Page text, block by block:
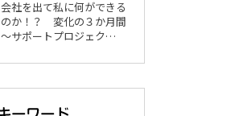
会社を出て私に何ができる
のか！？ 変化の３か月間
～サポートプロジェク…